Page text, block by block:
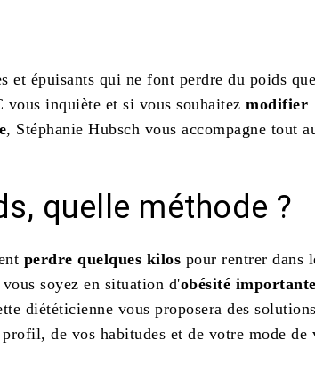
et épuisants qui ne font perdre du poids que
inquiète et si vous souhaitezmodifier
, Stéphanie Hubsch vous accompagne tout
quelle méthode ?
perdre quelques kilos pour rentrer dans
soyez en situation d'obésité importante
diététicienne vous proposera des solutions
de vos habitudes et de votre mode de